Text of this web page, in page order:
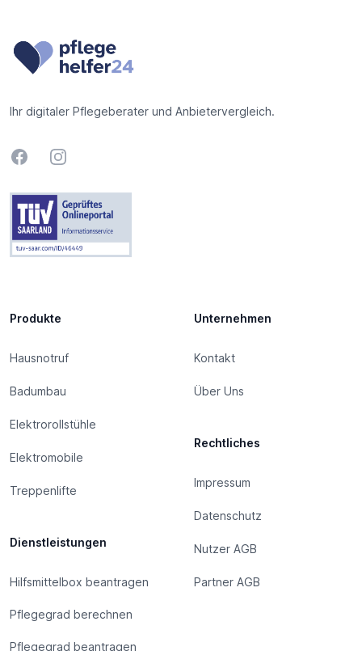
Ihr digitaler Pflegeberater und Anbietervergleich.
FacebookInstagram
Produkte
Hausnotruf
Badumbau
Elektrorollstühle
Elektromobile
Treppenlifte
Dienstleistungen
Hilfsmittelbox beantragen
Pflegegrad berechnen
Pflegegrad beantragen
Unternehmen
Kontakt
Über Uns
Rechtliches
Impressum
Datenschutz
Nutzer AGB
Partner AGB